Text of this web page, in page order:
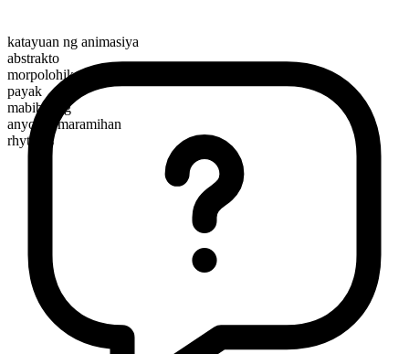
katayuan ng animasiya
abstrakto
morpolohikal na kayarian
payak
mabibilang
anyo ng maramihan
rhythms